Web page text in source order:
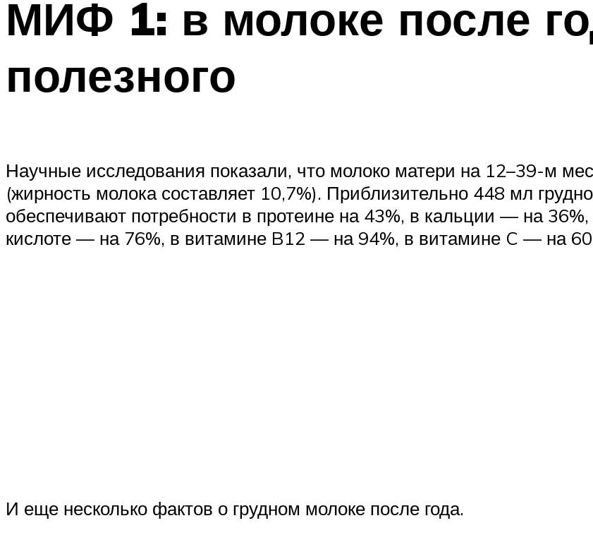
МИФ 1: в молоке после
полезного
Научные исследования показали, что молоко матери на 12–39-м
(жирность молока составляет 10,7%). Приблизительно 448 мл
обеспечивают потребности в протеине на 43%, в кальции — на
кислоте — на 76%, в витамине B12 — на 94%, в витамине C — на
И еще несколько фактов о грудном молоке после года.